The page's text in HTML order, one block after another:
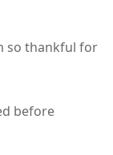
so thankful for
before